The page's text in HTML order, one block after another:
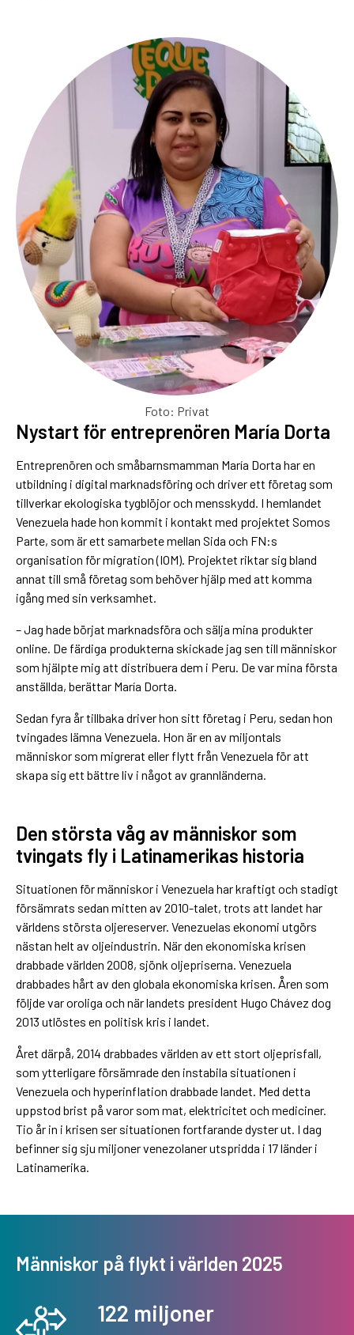
Foto: Privat
Nystart för entreprenören María Dorta
Entreprenören och småbarnsmamman María Dorta har en
utbildning i digital marknadsföring och driver ett företag som
tillverkar ekologiska tygblöjor och mensskydd. I hemlandet
Venezuela hade hon kommit i kontakt med projektet Somos
Parte, som är ett samarbete mellan Sida och FN:s
organisation för migration (IOM). Projektet riktar sig bland
annat till små företag som behöver hjälp med att komma
igång med sin verksamhet.
– Jag hade börjat marknadsföra och sälja mina produkter
online. De färdiga produkterna skickade jag sen till människor
som hjälpte mig att distribuera dem i Peru. De var mina första
anställda, berättar María Dorta.
Sedan fyra år tillbaka driver hon sitt företag i Peru, sedan hon
tvingades lämna Venezuela. Hon är en av miljontals
människor som migrerat eller flytt från Venezuela för att
skapa sig ett bättre liv i något av grannländerna.
Den största våg av människor som
tvingats fly i Latinamerikas historia
Situationen för människor i Venezuela har kraftigt och stadigt
försämrats sedan mitten av 2010-talet, trots att landet har
världens största oljereserver. Venezuelas ekonomi utgörs
nästan helt av oljeindustrin. När den ekonomiska krisen
drabbade världen 2008, sjönk oljepriserna. Venezuela
drabbades hårt av den globala ekonomiska krisen. Åren som
följde var oroliga och när landets president Hugo Chávez dog
2013 utlöstes en politisk kris i landet.
Året därpå, 2014 drabbades världen av ett stort oljeprisfall,
som ytterligare försämrade den instabila situationen i
Venezuela och hyperinflation drabbade landet. Med detta
uppstod brist på varor som mat, elektricitet och mediciner.
Tio år in i krisen ser situationen fortfarande dyster ut. I dag
befinner sig sju miljoner venezolaner utspridda i 17 länder i
Latinamerika.
Människor på flykt i världen 2025
122 miljoner